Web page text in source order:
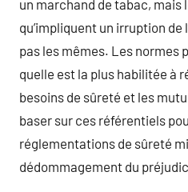
un marchand de tabac, mais
qu’impliquent un irruption de
pas les mêmes. Les normes
quelle est la plus habilitée à
besoins de sûreté et les
baser sur ces référentiels
réglementations de sûreté
dédommagement du